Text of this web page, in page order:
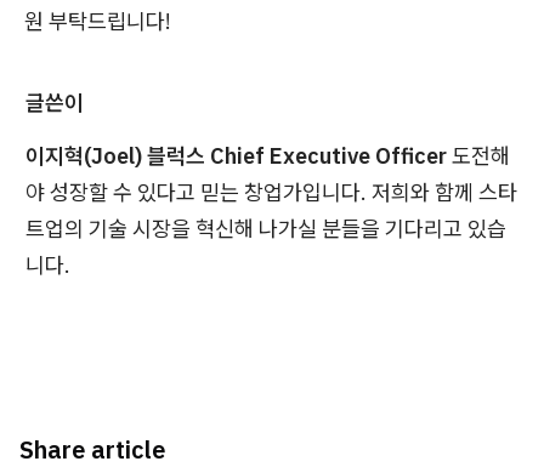
원 부탁드립니다!
글쓴이
이지혁(Joel) 블럭스 Chief Executive Officer도전해
야 성장할 수 있다고 믿는 창업가입니다. 저희와 함께 스타
트업의 기술 시장을 혁신해 나가실 분들을 기다리고 있습
니다.
Share article